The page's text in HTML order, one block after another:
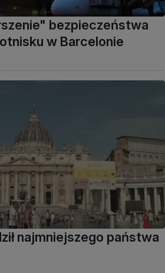
bezpieczeństwa
w Barcelonie
najmniejszego państwa